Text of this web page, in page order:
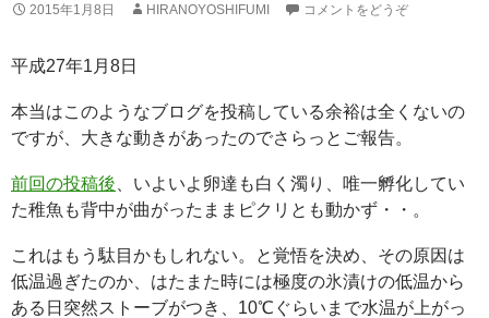
2015年1月8日 HIRANOYOSHIFUMI コメントをどうぞ
平成27年1月8日
本当はこのようなブログを投稿している余裕は全くないの
ですが、大きな動きがあったのでさらっとご報告。
前回の投稿後 、いよいよ卵達も白く濁り、唯一孵化してい
た稚魚も背中が曲がったままピクリとも動かず・・。
これはもう駄目かもしれない。と覚悟を決め、その原因は
低温過ぎたのか、はたまた時には極度の氷漬けの低温から
ある日突然ストーブがつき、10℃ぐらいまで水温が上がっ